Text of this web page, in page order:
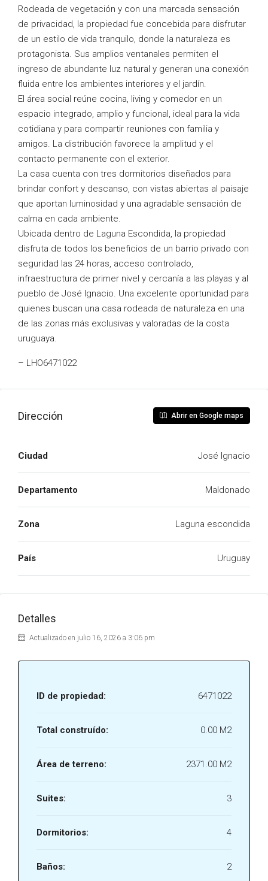
Rodeada de vegetación y con una marcada sensación
de privacidad, la propiedad fue concebida para disfrutar
de un estilo de vida tranquilo, donde la naturaleza es
protagonista. Sus amplios ventanales permiten el
ingreso de abundante luz natural y generan una conexión
fluida entre los ambientes interiores y el jardín.
El área social reúne cocina, living y comedor en un
espacio integrado, amplio y funcional, ideal para la vida
cotidiana y para compartir reuniones con familia y
amigos. La distribución favorece la amplitud y el
contacto permanente con el exterior.
La casa cuenta con tres dormitorios diseñados para
brindar confort y descanso, con vistas abiertas al paisaje
que aportan luminosidad y una agradable sensación de
calma en cada ambiente.
Ubicada dentro de Laguna Escondida, la propiedad
disfruta de todos los beneficios de un barrio privado con
seguridad las 24 horas, acceso controlado,
infraestructura de primer nivel y cercanía a las playas y al
pueblo de José Ignacio. Una excelente oportunidad para
quienes buscan una casa rodeada de naturaleza en una
de las zonas más exclusivas y valoradas de la costa
uruguaya.
– LHO6471022
Dirección Abrir en Google maps
Ciudad José Ignacio
Departamento Maldonado
Zona Laguna escondida
País Uruguay
Detalles
Actualizado en julio 16, 2026 a 3:06 pm
ID de propiedad: 6471022
Total construído: 0.00 M2
Área de terreno: 2371.00 M2
Suites: 3
Dormitorios: 4
Baños: 2